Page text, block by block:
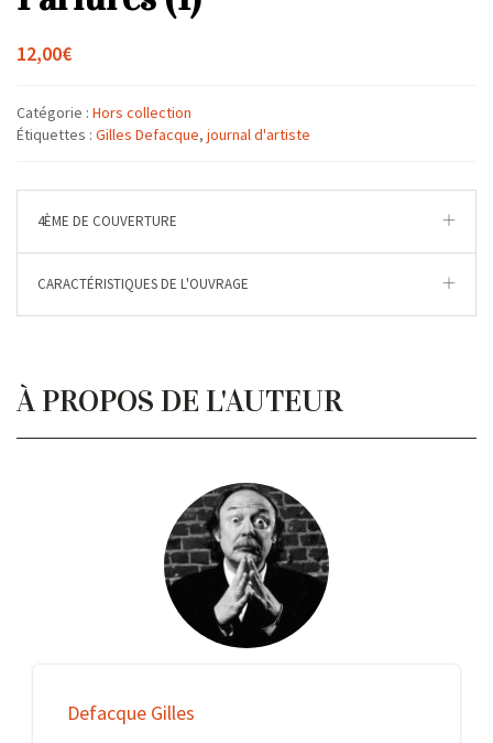
12,00€
Catégorie : Hors collection
Étiquettes : Gilles Defacque, journal d'artiste
4ÈME DE COUVERTURE
CARACTÉRISTIQUES DE L'OUVRAGE
À PROPOS DE L'AUTEUR
Defacque Gilles